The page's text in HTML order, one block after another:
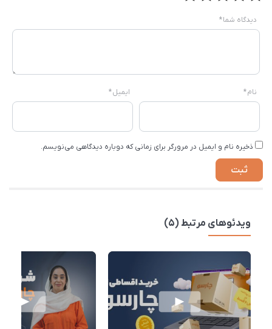
دیدگاه شما*
نام* ایمیل*
ذخیره نام و ایمیل در مرورگر برای زمانی که دوباره دیدگاهی می‌نویسم.
ویدئوهای مرتبط (5)